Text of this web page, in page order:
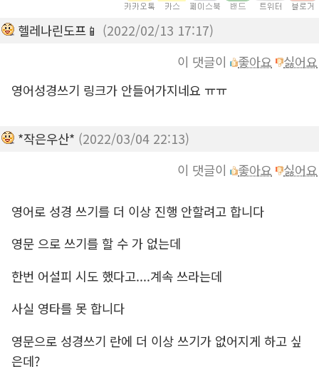
헬레나린도프📱 (2022/02/13 17:17)
이 댓글이
좋아요
싫어요
영어성경쓰기 링크가 안들어가지네요 ㅠㅠ
*작은우산* (2022/03/04 22:13)
이 댓글이
좋아요 싫어요
영어로 성경 쓰기를 더 이상 진행 안할려고 합니다
영문 으로 쓰기를 할 수 가 없는데
한번 어설피 시도 했다고....계속 쓰라는데
사실 영타를 못 합니다
영문으로 성경쓰기 란에 더 이상 쓰기가 없어지게 하고 싶
은데?